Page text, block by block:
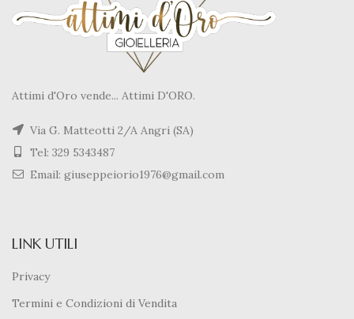
Attimi d'Oro vende... Attimi D'ORO.
Via G. Matteotti 2/A Angri (SA)
Tel: 329 5343487
Email: giuseppeiorio1976@gmail.com
LINK UTILI
Privacy
Termini e Condizioni di Vendita